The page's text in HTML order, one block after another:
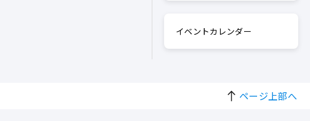
イベントカレンダー
ページ上部へ